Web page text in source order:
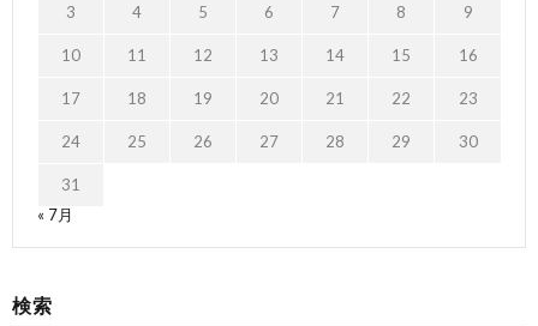
3 4 5 6 7 8 9
10 11 12 13 14 15 16
17 18 19 20 21 22 23
24 25 26 27 28 29 30
31
« 7月
検索